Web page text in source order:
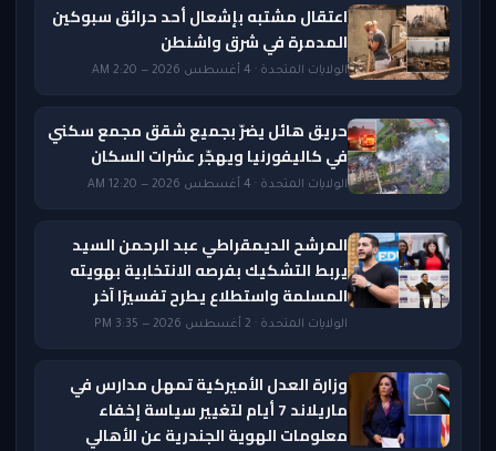
اعتقال مشتبه بإشعال أحد حرائق سبوكين
المدمرة في شرق واشنطن
الولايات المتحدة · 4 أغسطس 2026 — 2:20 AM
حريق هائل يضرّ بجميع شقق مجمع سكني
في كاليفورنيا ويهجّر عشرات السكان
الولايات المتحدة · 4 أغسطس 2026 — 12:20 AM
المرشح الديمقراطي عبد الرحمن السيد
يربط التشكيك بفرصه الانتخابية بهويته
المسلمة واستطلاع يطرح تفسيرًا آخر
الولايات المتحدة · 2 أغسطس 2026 — 3:35 PM
وزارة العدل الأميركية تمهل مدارس في
ماريلاند 7 أيام لتغيير سياسة إخفاء
معلومات الهوية الجندرية عن الأهالي